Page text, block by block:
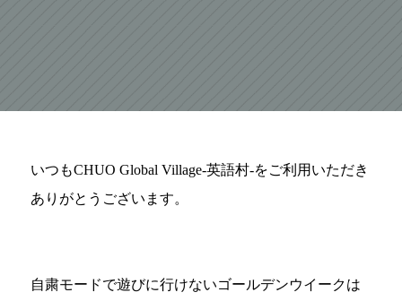
いつもCHUO Global Village-英語村-をご利用いただき
ありがとうございます。
自粛モードで遊びに行けないゴールデンウイークは